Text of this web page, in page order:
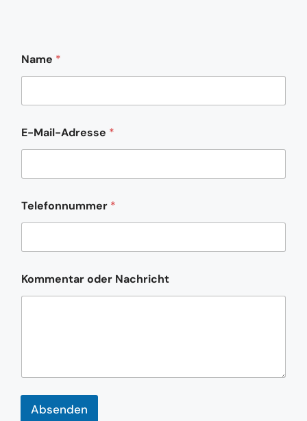
Name *
E-Mail-Adresse *
a
m
N
c
h
r
Telefonnummer *
Kommentar oder Nachricht
Absenden